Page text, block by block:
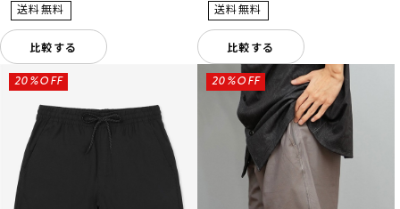
比較する 比較する
20%OFF 20%OFF